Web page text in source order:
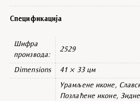
Спецификација
Шифра
производа:
2529
Dimensions 41 × 33 цм
Урамљене иконе,
Позлаћене иконе,